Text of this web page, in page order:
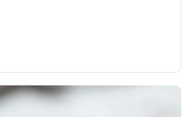
Arbeit mit Kollege Roboter
stehen neben technischen und
als personenbezogene